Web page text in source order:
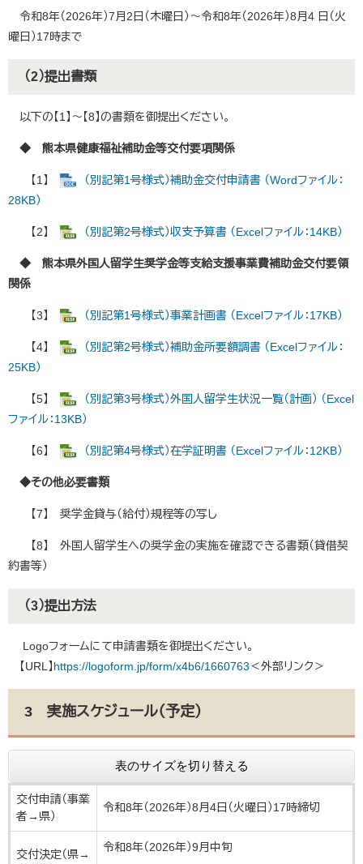
令和8年（2026年）7月2日（木曜日）～令和8年（2026年）8月4 日（火
曜日）17時まで
（2）提出書類
以下の【1】～【8】の書類を御提出ください。
◆ 熊本県健康福祉補助金等交付要項関係
【1】
（別記第1号様式）補助金交付申請書 （Wordファイル：
28KB）
【2】 （別記第2号様式）収支予算書 （Excelファイル：14KB）
◆ 熊本県外国人留学生奨学金等支給支援事業費補助金交付要領
関係
【3】 （別記第1号様式）事業計画書 （Excelファイル：17KB）
【4】
（別記第2号様式）補助金所要額調書 （Excelファイル：
25KB）
【5】
（別記第3号様式）外国人留学生状況一覧（計画） （Excel
ファイル：13KB）
【6】 （別記第4号様式）在学証明書 （Excelファイル：12KB）
◆その他必要書類
【7】 奨学金貸与（給付）規程等の写し
【8】 外国人留学生への奨学金の実施を確認できる書類（貸借契
約書等）
（3）提出方法
Logoフォームにて申請書類を御提出ください。
【URL】 https://logoform.jp/form/x4b6/1660763＜外部リンク＞
3 実施スケジュール（予定）
表のサイズを切り替える
交付申請（事業
者→県）
令和8年（2026年）8月4日（火曜日）17時締切
交付決定（県→
令和8年（2026年）9月中旬